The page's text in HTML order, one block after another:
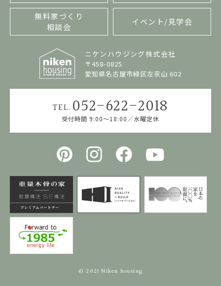
ニケンハウジング株式会社
〒458-0825
愛知県名古屋市緑区左京山 602
TEL. 052-622-2018
受付時間 9:00〜18:00／水曜定休
© 2021 Niken housing
無料家づくり
相談会
イベント/見学会